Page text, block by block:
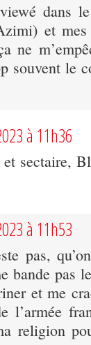
dans
et mes
ne
souvent le
à 11h36
sectaire,
à 11h53
pas,
bande pas
et me
l’armée
religion